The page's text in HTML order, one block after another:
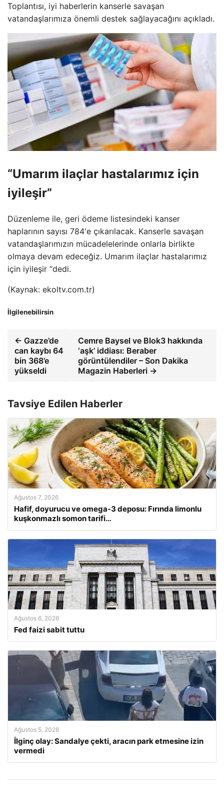
Toplantısı, iyi haberlerin kanserle savaşan
vatandaşlarımıza önemli destek sağlayacağını açıkladı.
“Umarım ilaçlar hastalarımız için
iyileşir”
Düzenleme ile, geri ödeme listesindeki kanser
haplarının sayısı 784'e çıkarılacak. Kanserle savaşan
vatandaşlarımızın mücadelelerinde onlarla birlikte
olmaya devam edeceğiz. Umarım ilaçlar hastalarımız
için iyileşir “dedi.
(Kaynak: ekoltv.com.tr)
İlgilenebilirsin
← Gazze’de
can kaybı 64
bin 368’e
yükseldi
Cemre Baysel ve Blok3 hakkında
‘aşk’ iddiası: Beraber
görüntülendiler – Son Dakika
Magazin Haberleri →
Tavsiye Edilen Haberler
Ağustos 7, 2026
Hafif, doyurucu ve omega-3 deposu: Fırında limonlu
kuşkonmazlı somon tarifi…
Ağustos 6, 2026
Fed faizi sabit tuttu
Ağustos 5, 2026
İlginç olay: Sandalye çekti, aracın park etmesine izin
vermedi